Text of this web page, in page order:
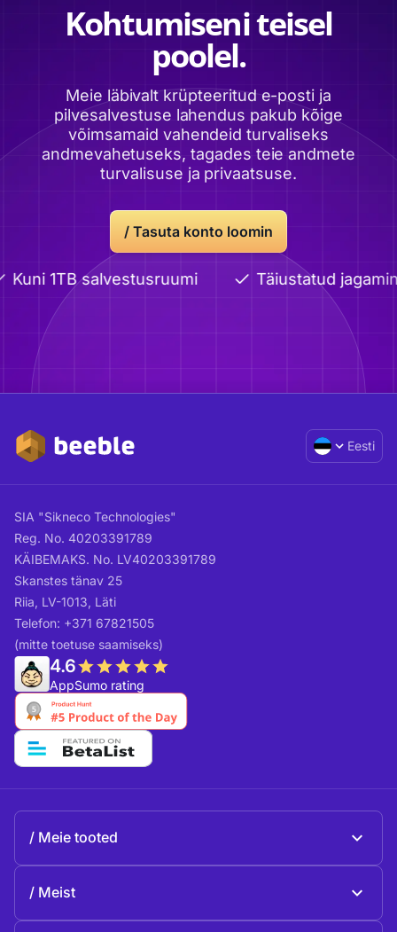
Kohtumiseni teisel
poolel.
Meie läbivalt krüpteeritud e-posti ja
pilvesalvestuse lahendus pakub kõige
võimsamaid vahendeid turvaliseks
andmevahetuseks, tagades teie andmete
turvalisuse ja privaatsuse.
/ Tasuta konto loomin
1TB salvestusruumi Täiustatud jagamine
Eesti
SIA "Sikneco Technologies"
Reg. No. 40203391789
KÄIBEMAKS. No. LV40203391789
Skanstes tänav 25
Riia, LV-1013, Läti
Telefon: +371 67821505
(mitte toetuse saamiseks)
4.6
AppSumo rating
Meie tooted
Meist